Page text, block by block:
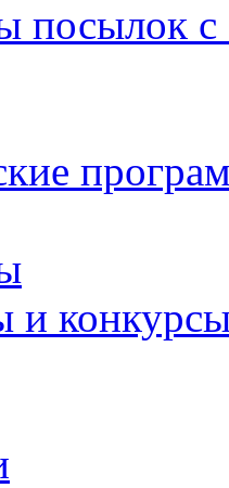
посылок с
и